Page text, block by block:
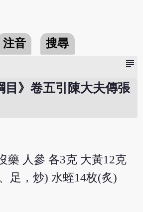
注音 搜尋
subject
目》卷五引陳大夫傳張
藥 人參 各3克 大黃12克
足，炒) 水蛭14枚(炙)